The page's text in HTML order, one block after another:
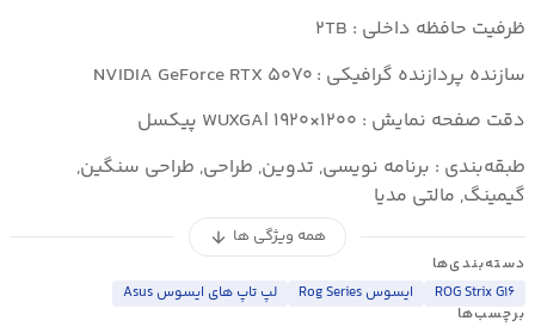
ظرفیت حافظه داخلی : ۲TB
سازنده پردازنده گرافیکی : NVIDIA GeForce RTX ۵۰۷۰
دقت صفحه نمایش : WUXGA| ۱۹۲۰×۱۲۰۰ پیکسل
طبقه‌بندی : برنامه نویسی, تدوین, طراحی, طراحی سنگین,
گیمینگ, مالتی مدیا
همه ویژگی ها arrow_downward
دسته‌بندی‌ها
ROG Strix G۱۶
ایسوس Rog Series
لپ تاپ های ایسوس Asus
برچسب‌ها